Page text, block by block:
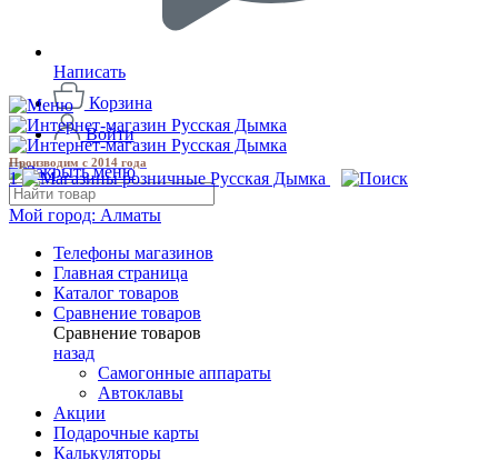
Написать
Корзина
Войти
Производим с 2014 года
1
Мой город: Алматы
Телефоны магазинов
Главная страница
Каталог товаров
Сравнение товаров
Сравнение товаров
назад
Самогонные аппараты
Автоклавы
Акции
Подарочные карты
Калькуляторы